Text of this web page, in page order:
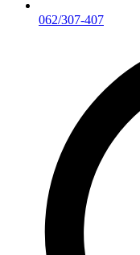
062/307-407